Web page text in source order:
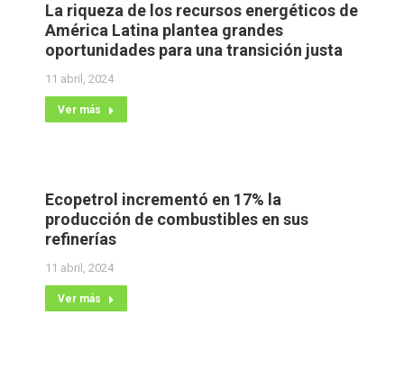
La riqueza de los recursos energéticos de
América Latina plantea grandes
oportunidades para una transición justa
11 abril, 2024
Ver más
Ecopetrol incrementó en 17% la
producción de combustibles en sus
refinerías
11 abril, 2024
Ver más